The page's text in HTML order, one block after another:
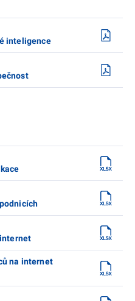
inteligence
na internet